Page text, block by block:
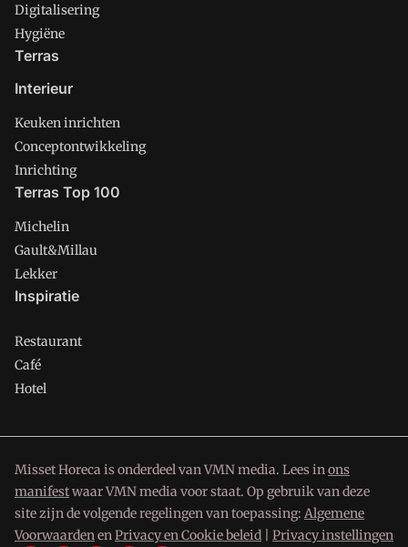
Digitalisering
Hygiëne
Terras
Interieur
Keuken inrichten
Conceptontwikkeling
Inrichting
Terras Top 100
Michelin
Gault&Millau
Lekker
Inspiratie
Restaurant
Café
Hotel
Misset Horeca is onderdeel van VMN media. Lees inons
manifestwaar VMN media voor staat. Op gebruik van deze
site zijn de volgende regelingen van toepassing: Algemene
VoorwaardenenPrivacy en Cookie beleid Privacy instellingen